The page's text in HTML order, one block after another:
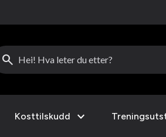
search
Kosttilskudd expand_more